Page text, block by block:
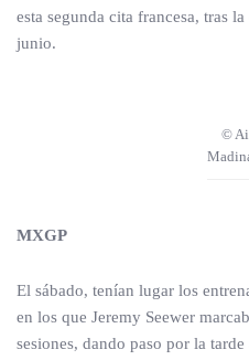
esta segunda cita francesa, tras
junio.
©
MXGP
El sábado, tenían lugar los
en los que Jeremy Seewer
sesiones, dando paso por la